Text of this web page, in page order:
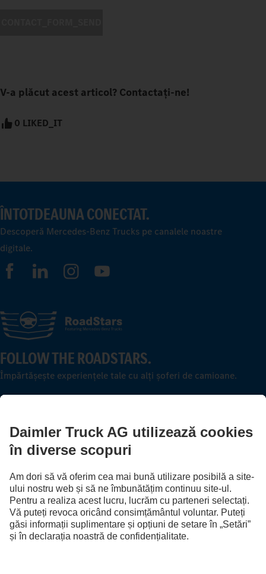
V-a plăcut acest articol? Contactați-ne!
0 LIKED_IT
ÎNTOTDEAUNA CONECTAT.
Descoperă Mercedes-Benz Trucks pe canalele noastre
digitale.
FOLLOW THE ROADSTARS.
Împărtășește experiențele tale cu alți șoferi de camioane.
Furnizor
Protecţia Datelor
Termeni Legali